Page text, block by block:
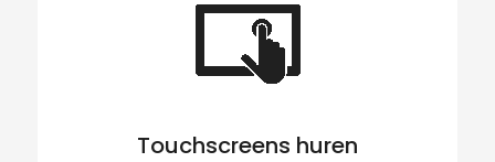
Touchscreens huren